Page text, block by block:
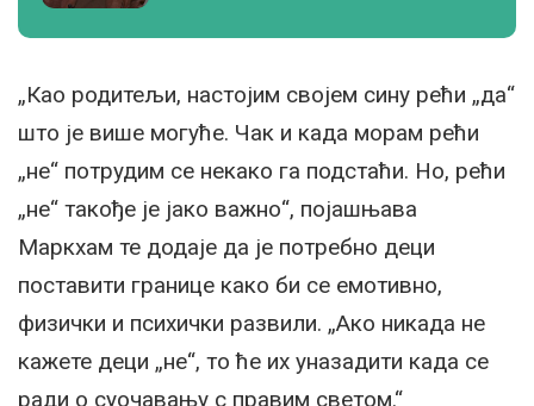
„Као родитељи, настојим својем сину рећи „да“
што је више могуће. Чак и када морам рећи
„не“ потрудим се некако га подстаћи. Но, рећи
„не“ такође је јако важно“, појашњава
Маркхам те додаје да је потребно деци
поставити границе како би се емотивно,
физички и психички развили. „Ако никада не
кажете деци „не“, то ће их уназадити када се
ради о суочавању с правим светом.“